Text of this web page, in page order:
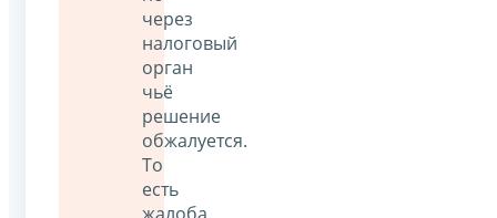
через
налоговый
орган
чьё
решение
обжалуется.
То
есть